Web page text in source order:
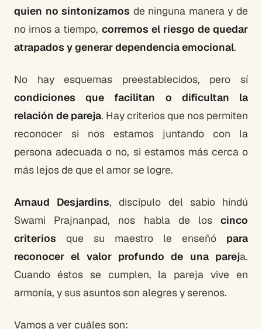
quien no sintonizamos de ninguna manera y de
no irnos a tiempo, corremos el riesgo de quedar
atrapados y generar dependencia emocional.
No hay esquemas preestablecidos, pero sí
condiciones que facilitan o dificultan la
relación de pareja. Hay criterios que nos permiten
reconocer si nos estamos juntando con la
persona adecuada o no, si estamos más cerca o
más lejos de que el amor se logre.
Arnaud Desjardins, discípulo del sabio hindú
Swami Prajnanpad, nos habla de los cinco
criterios que su maestro le enseñó para
reconocer el valor profundo de una pareja.
Cuando éstos se cumplen, la pareja vive en
armonía, y sus asuntos son alegres y serenos.
Vamos a ver cuáles son: